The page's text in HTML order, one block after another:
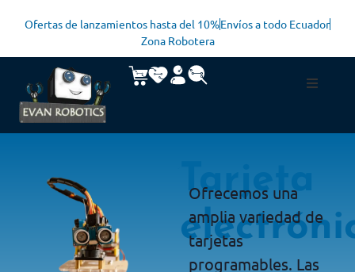
Ofertas de lanzamientos hasta del 10%Envíos a todo Ecuador
Zona Robotera
Tarjeta
Ofrecemos una
amplia variedad de
tarjetas
programables. Las